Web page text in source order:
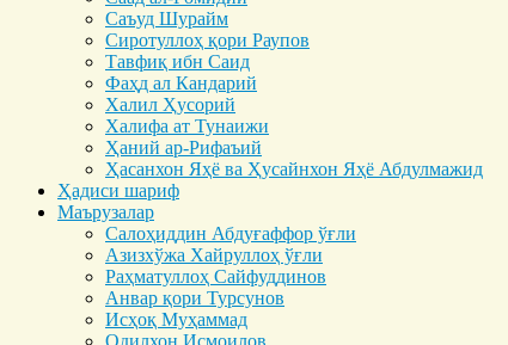
Саъуд Шурайм
Сиротуллоҳ қори Раупов
Тавфиқ ибн Саид
Фаҳд ал Кандарий
Халил Ҳусорий
Халифа ат Тунаижи
Ҳаний ар-Рифаъий
Ҳасанхон Яҳё ва Ҳусайнхон Яҳё Абдулмажид
Ҳадиси шариф
Маърузалар
Салоҳиддин Абдуғаффор ўғли
Азизхўжа Хайруллоҳ ўғли
Раҳматуллоҳ Сайфуддинов
Анвар қори Турсунов
Исҳоқ Муҳаммад
Одилхон Исмоилов